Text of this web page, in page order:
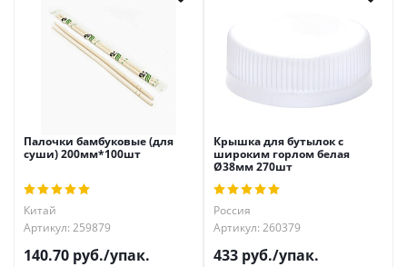
Палочки бамбуковые (для
суши) 200мм*100шт
Китай
Артикул: 259879
140.70 руб./упак.
Крышка для бутылок с
широким горлом белая
Ø38мм 270шт
Россия
Артикул: 260379
433 руб./упак.